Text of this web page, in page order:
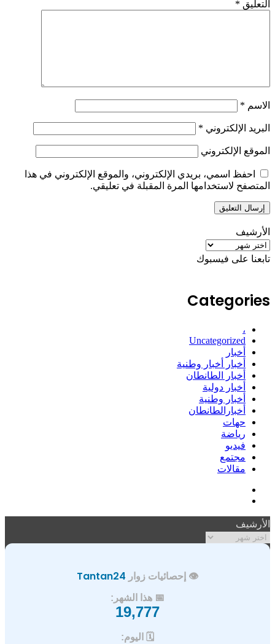
التعليق *
الاسم *
البريد الإلكتروني *
الموقع الإلكتروني
احفظ اسمي، بريدي الإلكتروني، والموقع الإلكتروني في هذا
المتصفح لاستخدامها المرة المقبلة في تعليقي.
الأرشيف
الأرشيف
تابعنا على فيسبوك
Categories
،
Uncategorized
أخبار
أخبار أخبار وطنية
أخبار الطانطان
أخبار دولية
أخبار وطنية
أخبارالطانطان
حهات
رياضة
فيديو
مجتمع
مقالات
RSS
الأرشيف
الأرشيف
👁️ إحصائيات زوار Tantan24
📅 هذا الشهر:
19,777
🗓️ اليوم: